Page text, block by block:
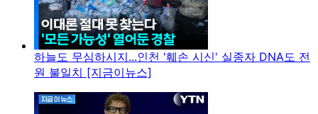
하늘도 무심하시지...인천 '훼손 시신' 실종자 DNA도 전
원 불일치 [지금이뉴스]